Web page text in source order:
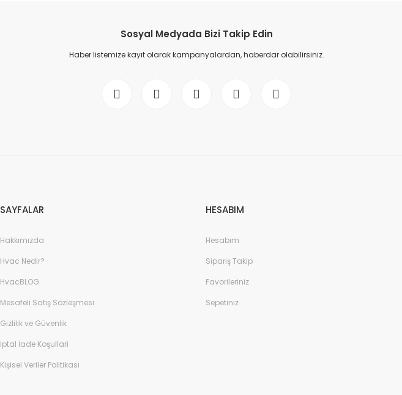
Sosyal Medyada Bizi Takip Edin
Haber listemize kayıt olarak kampanyalardan, haberdar olabilirsiniz.
SAYFALAR
Hakkımızda
Hvac Nedir?
HvacBLOG
Mesafeli Satış Sözleşmesi
Gizlilik ve Güvenlik
İptal İade Koşullari
Kişisel Veriler Politikası
HESABIM
Hesabım
Sipariş Takip
Favorileriniz
Sepetiniz